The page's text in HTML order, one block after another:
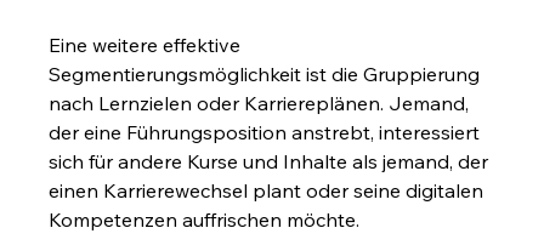
Eine weitere effektive
Segmentierungsmöglichkeit ist die Gruppierung
nach Lernzielen oder Karriereplänen. Jemand,
der eine Führungsposition anstrebt, interessiert
sich für andere Kurse und Inhalte als jemand, der
einen Karrierewechsel plant oder seine digitalen
Kompetenzen auffrischen möchte.